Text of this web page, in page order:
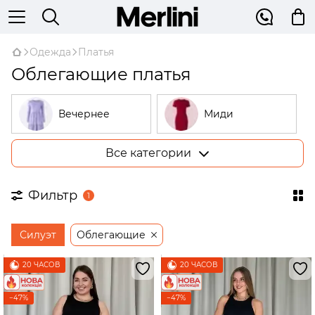
Одежда Платья
Облегающие платья
Вечернее Миди
размеры
В рубчик
На запах
Бежевые
плечи
Платья-
трапеции
Все категории
Фильтр 1
Силуэт Облегающие
20 ЧАСОВ
−47%
20 ЧАСОВ
−47%